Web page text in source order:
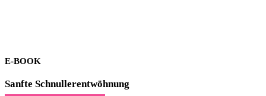
E-BOOK
Sanfte Schnuller­entwöhnung